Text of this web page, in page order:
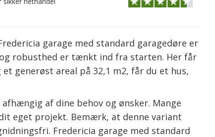
garage med standard garagedøre er
robusthed er tænkt ind fra starten. Her får
generøst areal på 32,1 m2, får du et hus,
af dine behov og ønsker. Mange
eget projekt. Bemærk, at denne variant
Fredericia garage med standard